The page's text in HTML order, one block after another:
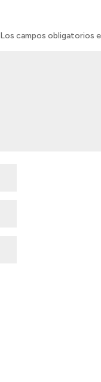
Los campos obligatorios